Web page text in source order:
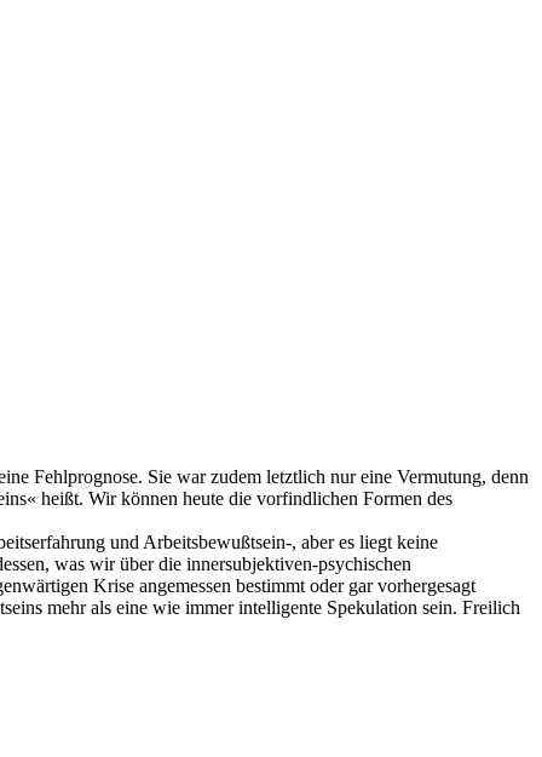
Fehlprognose. Sie war zudem letztlich nur eine Vermutung, denn
heißt. Wir können heute die vorfindlichen Formen des
und Arbeitsbewußtsein-, aber es liegt keine
was wir über die innersubjektiven-psychischen
Krise angemessen bestimmt oder gar vorhergesagt
mehr als eine wie immer intelligente Spekulation sein. Freilich